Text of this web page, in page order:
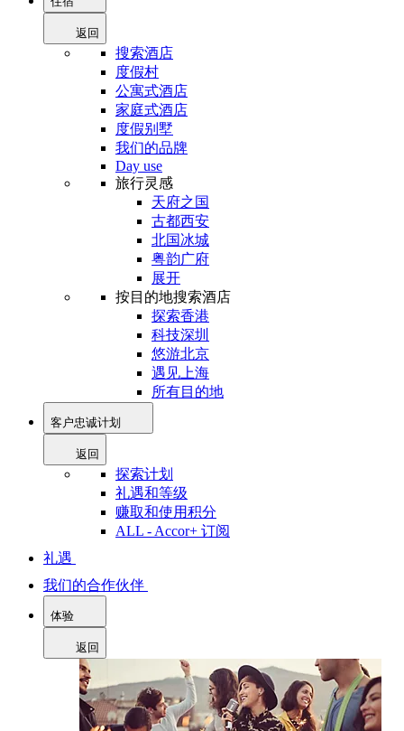
返回
搜索酒店
度假村
公寓式酒店
家庭式酒店
度假别墅
我们的品牌
Day use
旅行灵感
天府之国
古都西安
北国冰城
粤韵广府
展开
按目的地搜索酒店
探索香港
科技深圳
悠游北京
遇见上海
所有目的地
客户忠诚计划
返回
探索计划
礼遇和等级
赚取和使用积分
ALL - Accor+ 订阅
礼遇
我们的合作伙伴
体验
返回